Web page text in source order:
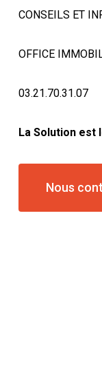
CONSEILS ET
OFFICE
03.21.70.31.07
La Solution est
Nous